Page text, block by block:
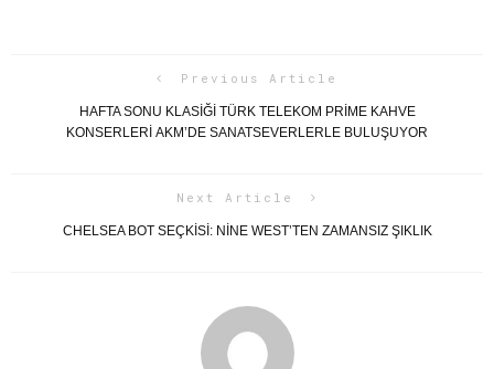
Previous Article
HAFTA SONU KLASIĞI TÜRK TELEKOM PRIME KAHVE
KONSERLERI AKM’DE SANATSEVERLERLE BULUŞUYOR
Next Article
CHELSEA BOT SEÇKISI: NINE WEST’TEN ZAMANSIZ ŞIKLIK